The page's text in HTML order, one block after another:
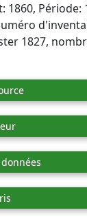
1860, Période:
1827,